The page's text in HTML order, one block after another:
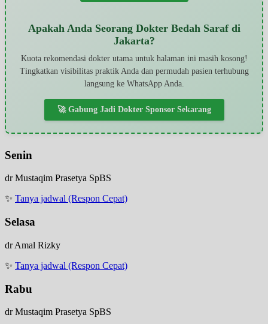
Apakah Anda Seorang Dokter Bedah Saraf di
Jakarta?
Kuota rekomendasi dokter utama untuk halaman ini masih kosong!
Tingkatkan visibilitas praktik Anda dan permudah pasien terhubung
langsung ke WhatsApp Anda.
🚀 Gabung Jadi Dokter Sponsor Sekarang
Senin
dr Mustaqim Prasetya SpBS
✨ Tanya jadwal (Respon Cepat)
Selasa
dr Amal Rizky
✨ Tanya jadwal (Respon Cepat)
Rabu
dr Mustaqim Prasetya SpBS